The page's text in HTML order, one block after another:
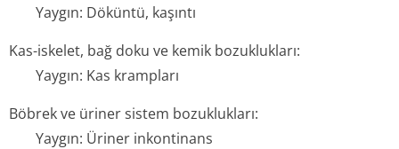
Yaygın: Döküntü, kaşıntı
Kas-iskelet, bağ doku ve kemik bozuklukları:
Yaygın: Kas krampları
Böbrek ve üriner sistem bozuklukları:
Yaygın: Üriner inkontinans